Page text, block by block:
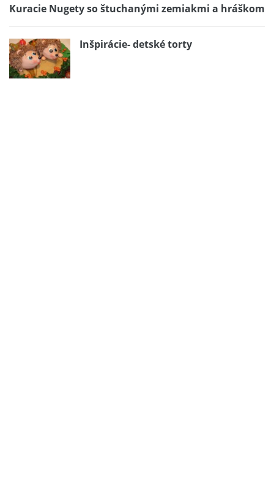
Kuracie Nugety so štuchanými zemiakmi a hráškom
Inšpirácie- detské torty